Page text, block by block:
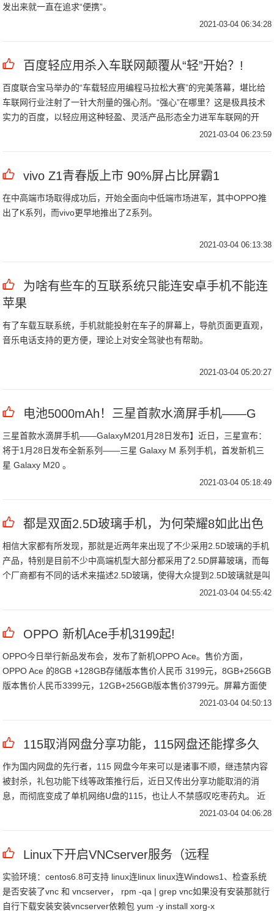
发出来就一直在追求“便携”。
2021-03-04 06:34:28
百度轻应用杀入车联网颠覆从“轻”开始？!
百度联合宝马举办的“车载轻应用编程马拉松大赛”的完美落幕，堪比给
车联网行业注射了一针大剂量的强心剂。“强心”在哪里？这是极具技术
实力的百度，以轻应用这种轻盈、灵活产品形态全力进军车联网的开
2021-03-04 06:23:59
vivo Z1青春版上市 90%屏占比屏霸1
在中高端市场取得成功后，开始全面向中低端市场进军，其中OPPO推
出了K系列，而vivo更早地推出了Z系列。
2021-03-04 06:13:38
为啥有些车的互联系统只能连安卓手机不能连
苹果
有了车载互联系统，手机就能投射在车子的屏幕上，导航页面更直观，
音乐电话支持的更方便，理论上对安全驾驶也有帮助。
2021-03-04 05:20:27
电池5000mAh！三星首款水滴屏手机——G
三星首款水滴屏手机——GalaxyM201月28日发布】近日，三星宣布：
将于1月28日发布全新系列——三星 Galaxy M 系列手机，首发新机三
星 Galaxy M20 。
2021-03-04 05:18:49
都是双面2.5D玻璃手机，为何荣耀8如此出色
相信大家都有所发现，那就是近两年来出现了不少采用2.5D玻璃的手机
产品，特别是目前不少中高端机型大部分都采用了2.5D屏幕玻璃，而每
个厂商都有不同的话术来描述2.5D玻璃，使得大众提到2.5D玻璃就是叫
2021-03-04 04:55:42
OPPO 新机Ace手机3199起!
OPPO今日举行新品发布会，发布了新机OPPO Ace。售价方面，
OPPO Ace 的8GB +128GB存储版本售价人民币 3199元，8GB+256GB
版本售价人民币3399元，12GB+256GB版本售价3799元。屏幕方面使
2021-03-04 04:50:13
115取消网盘分享功能，115网盘还能撑多久
作为国内网盘的先行者，115 网盘今年来可以是诸事不顺，继违禁内容
被封杀，礼包功能下线等政策推行后，近日又传出分享功能取消的消
息，而彻底变成了单机网络U盘的115，也让人不禁感叹吃枣药丸。 近
日，115网盘宣布取消"我 聊"文件发送功能，这也意味着115网盘彻底
2021-03-04 04:06:28
Linux下开启VNCserver服务（远程
实验环境：centos6.8可支持 linux连linux linux连Windows1、检查系统
是否安装了vnc 和 vncserver， rpm -qa | grep vnc如果没有安装那就行
自行下载安装安装vncserver依赖包 yum -y install xorg-x